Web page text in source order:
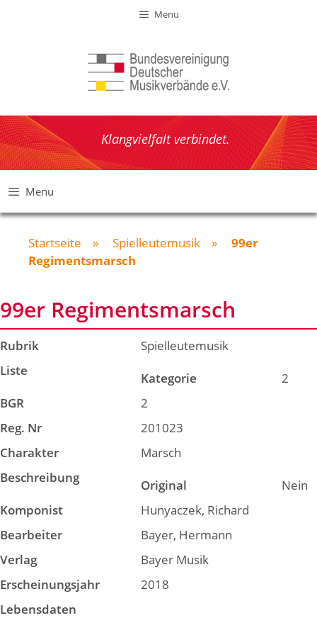
Menu
Klangvielfalt verbindet.
Menu
Startseite » Spielleutemusik » 99er
Regimentsmarsch
99er Regimentsmarsch
Rubrik
Spielleutemusik
Liste
Kategorie
2
BGR
2
Reg. Nr
201023
Charakter
Marsch
Beschreibung
Original
Nein
Komponist
Hunyaczek, Richard
Bearbeiter
Bayer, Hermann
Verlag
Bayer Musik
Erscheinungsjahr
2018
Lebensdaten